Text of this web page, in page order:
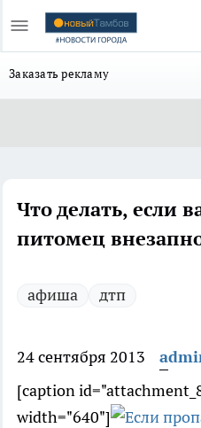
Заказать рекламу
Что делать, если
питомец
афиша дтп
24 сентября 2013
[caption
width="640"]